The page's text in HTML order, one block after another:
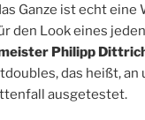
Ganze ist echt
den Look eines
Philipp
das heißt, an
ausgetestet.